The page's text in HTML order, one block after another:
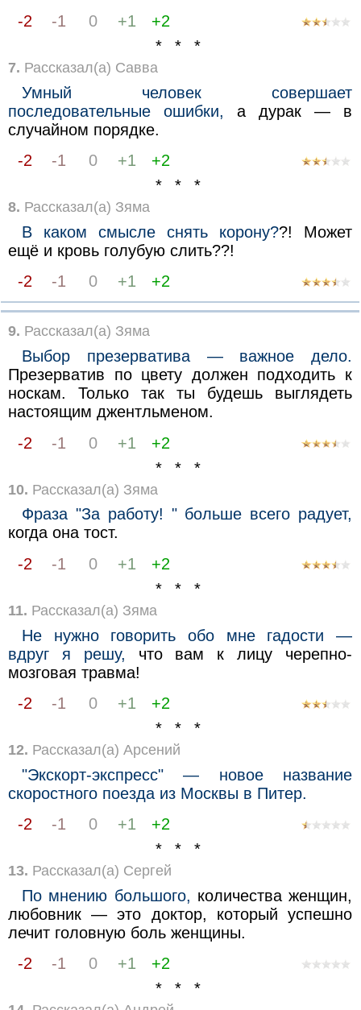
-2
-1 0 +1
+2
* * *
7. Рассказал(а) Савва
Умный человек совершает
последовательные ошибки, а дурак — в
случайном порядке.
-2
-1 0 +1
+2
* * *
8. Рассказал(а) Зяма
В каком смысле снять корону??! Может
ещё и кровь голубую слить??!
-2
-1 0 +1 +2
9. Рассказал(а) Зяма
Выбор презерватива — важное дело.
Презерватив по цвету должен подходить к
носкам. Только так ты будешь выглядеть
настоящим джентльменом.
-2
-1 0 +1
+2
* * *
10. Рассказал(а) Зяма
Фраза "За работу! " больше всего радует,
когда она тост.
-2
-1 0 +1
+2
* * *
11. Рассказал(а) Зяма
Не нужно говорить обо мне гадости —
вдруг я решу, что вам к лицу черепно-
мозговая травма!
-2
-1 0 +1
+2
* * *
12. Рассказал(а) Арсений
"Экскорт-экспресс" — новое название
скоростного поезда из Москвы в Питер.
-2
-1 0 +1
+2
* * *
13. Рассказал(а) Сергей
По мнению большого, количества женщин,
любовник — это доктор, который успешно
лечит головную боль женщины.
-2
-1 0 +1
+2
* * *